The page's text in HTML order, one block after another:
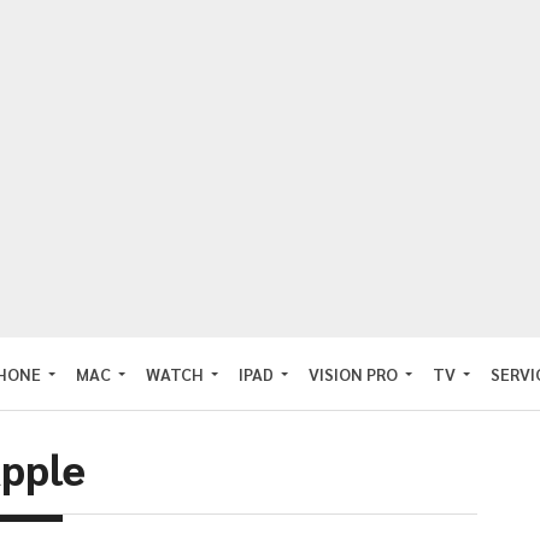
MAC WATCH IPAD VISION PRO TV